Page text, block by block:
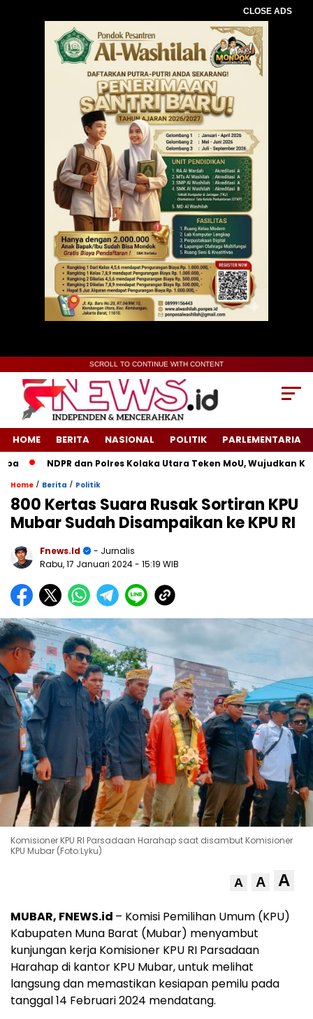
CLOSE ADS
SCROLL TO CONTINUE WITH CONTENT
HOME BERITA NASIONAL POLITIK PARLEMENTARIA
NDPR dan Polres Kolaka Utara Teken MoU, Wujudkan
Home / Berita / Politik
800 Kertas Suara Rusak Sortiran KPU
Mubar Sudah Disampaikan ke KPU RI
Fnews.id
- Jurnalis
Rabu, 17 Januari 2024- 15:19 WIB
Komisioner KPU RI Parsadaan Harahap saat disambut Komisioner
KPU Mubar (Foto:Lyku)
A A A
MUBAR, FNEWS.id – Komisi Pemilihan Umum (KPU)
Kabupaten Muna Barat (Mubar) menyambut
kunjungan kerja Komisioner KPU RI Parsadaan
Harahap di kantor KPU Mubar, untuk melihat
langsung dan memastikan kesiapan pemilu pada
tanggal 14 Februari 2024 mendatang.